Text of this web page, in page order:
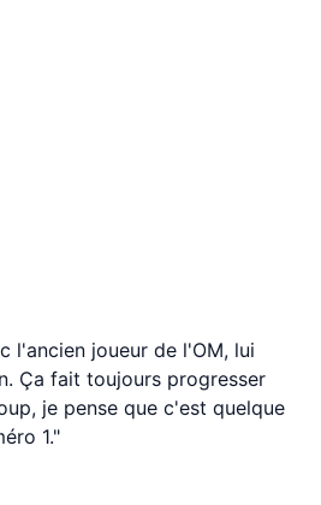
l'ancien joueur de l'OM, lui
Ça fait toujours progresser
je pense que c'est quelque
1."